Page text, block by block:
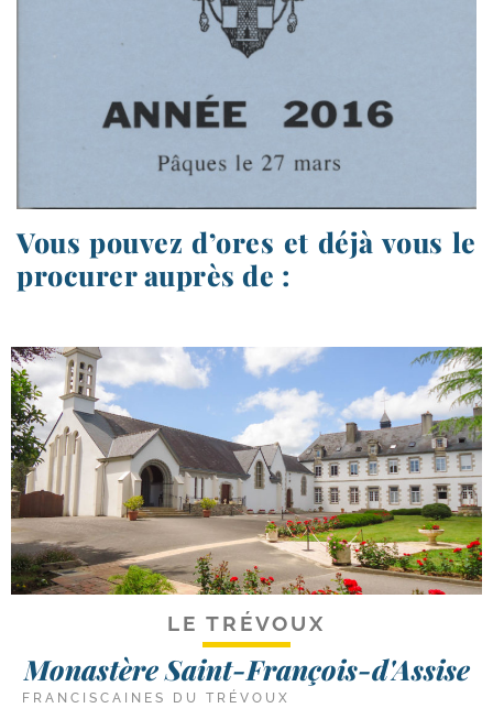
Vous pouvez d’ores et déjà vous le
procurer auprès de :
LE TRÉVOUX
Monastère Saint-François-d'Assise
FRANCISCAINES DU TRÉVOUX